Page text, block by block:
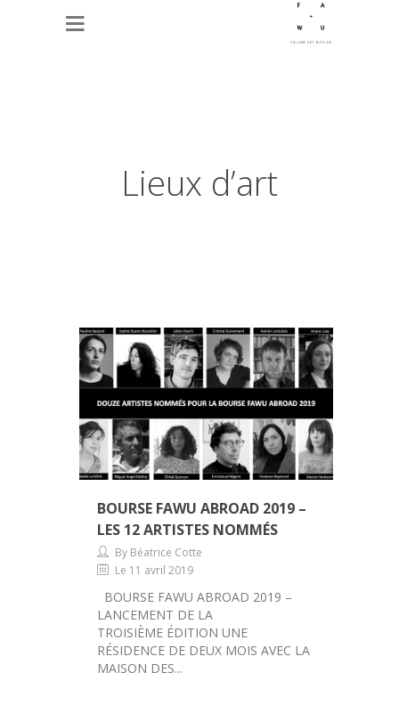
Lieux d’art
BOURSE FAWU ABROAD 2019 –
LES 12 ARTISTES NOMMÉS
By Béatrice Cotte
Le 11 avril 2019
BOURSE FAWU ABROAD 2019 –
LANCEMENT DE LA
TROISIÈME ÉDITION UNE
RÉSIDENCE DE DEUX MOIS AVEC LA
MAISON DES...